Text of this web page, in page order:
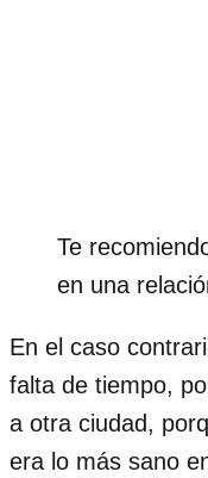
Te
en una
En el caso
falta de tiempo,
a otra ciudad,
era lo más sano